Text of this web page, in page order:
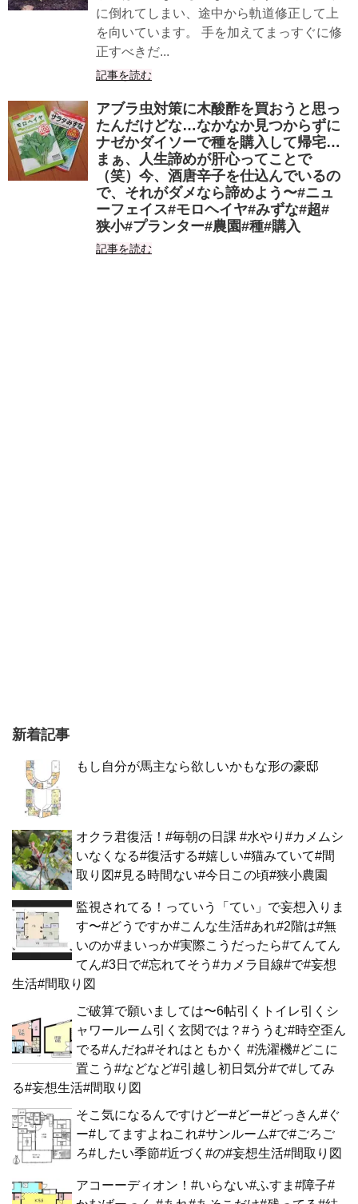
に倒れてしまい、途中から軌道修正して上
を向いています。 手を加えてまっすぐに修
正すべきだ...
記事を読む
アブラ虫対策に木酸酢を買おうと思っ
たんだけどな…なかなか見つからずに
ナゼかダイソーで種を購入して帰宅…
まぁ、人生諦めが肝心ってことで
（笑）今、酒唐辛子を仕込んでいるの
で、それがダメなら諦めよう〜#ニュ
ーフェイス#モロヘイヤ#みずな#超#
狭小#プランター#農園#種#購入
記事を読む
新着記事
もし自分が馬主なら欲しいかもな形の豪邸
オクラ君復活！#毎朝の日課 #水やり#カメムシ
いなくなる#復活する#嬉しい#猫みていて#間
取り図#見る時間ない#今日この頃#狭小農園
監視されてる！っていう「てい」で妄想入りま
す〜#どうですか#こんな生活#あれ#2階は#無
いのか#まいっか#実際こうだったら#てんてん
てん#3日で#忘れてそう#カメラ目線#で#妄想
生活#間取り図
ご破算で願いましては〜6帖引くトイレ引くシ
ャワールーム引く玄関では？#ううむ#時空歪ん
でる#んだね#それはともかく #洗濯機#どこに
置こう#などなど#引越し初日気分#で#してみ
る#妄想生活#間取り図
そこ気になるんですけどー#どー#どっきん#ぐ
ー#してますよねこれ#サンルーム#で#ごろご
ろ#したい季節#近づく#の#妄想生活#間取り図
アコーーディオン！#いらない#ふすま#障子#